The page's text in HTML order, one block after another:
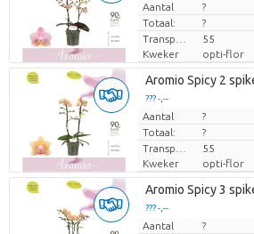
Prijs per stuk
Aantal ?
Totaal:
?
55
Kweker
opti-flor
Aromio Spicy 2
??? -,--
Prijs per stuk
Aantal ?
Totaal:
?
55
Kweker
opti-flor
Aromio Spicy 3
??? -,--
Prijs per stuk
Aantal ?